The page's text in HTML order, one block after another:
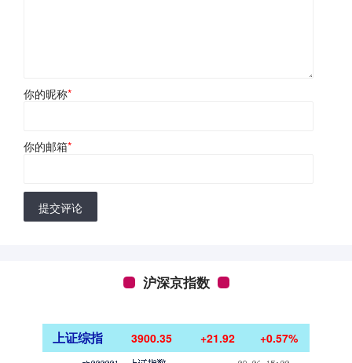
你的昵称*
你的邮箱*
提交评论
沪深京指数
上证综指 3900.35 +21.92 +0.57%